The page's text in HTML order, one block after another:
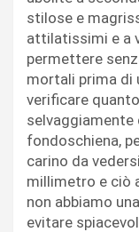
stilose e
attilatissimi e a
permettere
mortali prima di
verificare
selvaggiamente
fondoschiena,
carino da
millimetro e ciò
non abbiamo
evitare